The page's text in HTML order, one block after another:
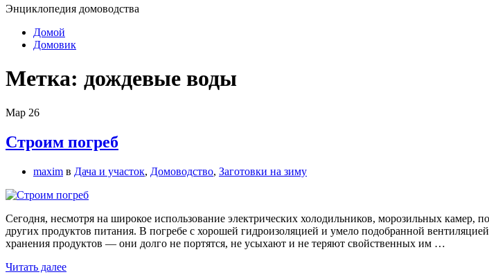
Энциклопедия домоводства
Домой
Домовик
Метка: дождевые воды
Мар 26
Строим погреб
maxim в Дача и участок, Домоводство, Заготовки на зиму
Сегодня, несмотря на широкое использование электрических холодильников, морозильных камер,
других продуктов питания. В погребе с хорошей гидроизоляцией и умело подобранной
хранения продуктов — они долго не портятся, не усыхают и не теряют свойственных им …
Читать далее